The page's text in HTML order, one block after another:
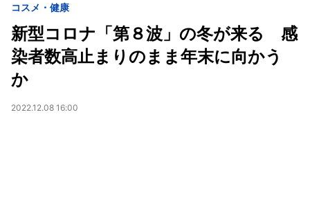
コスメ・健康
新型コロナ「第８波」の冬が来る 感
染者数高止まりのまま年末に向かう
か
2022.12.08 16:00